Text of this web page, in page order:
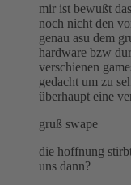
mir ist bewußt
noch nicht den
genau asu dem
hardware bzw
verschienen
gedacht um zu
überhaupt eine
gruß swape
die hoffnung
uns dann?